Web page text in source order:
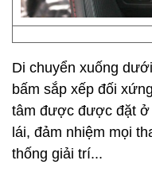
Di chuyển xuống
bấm sắp xếp đối
tâm được được đặt ở
lái, đảm nhiệm mọi
thống giải trí...